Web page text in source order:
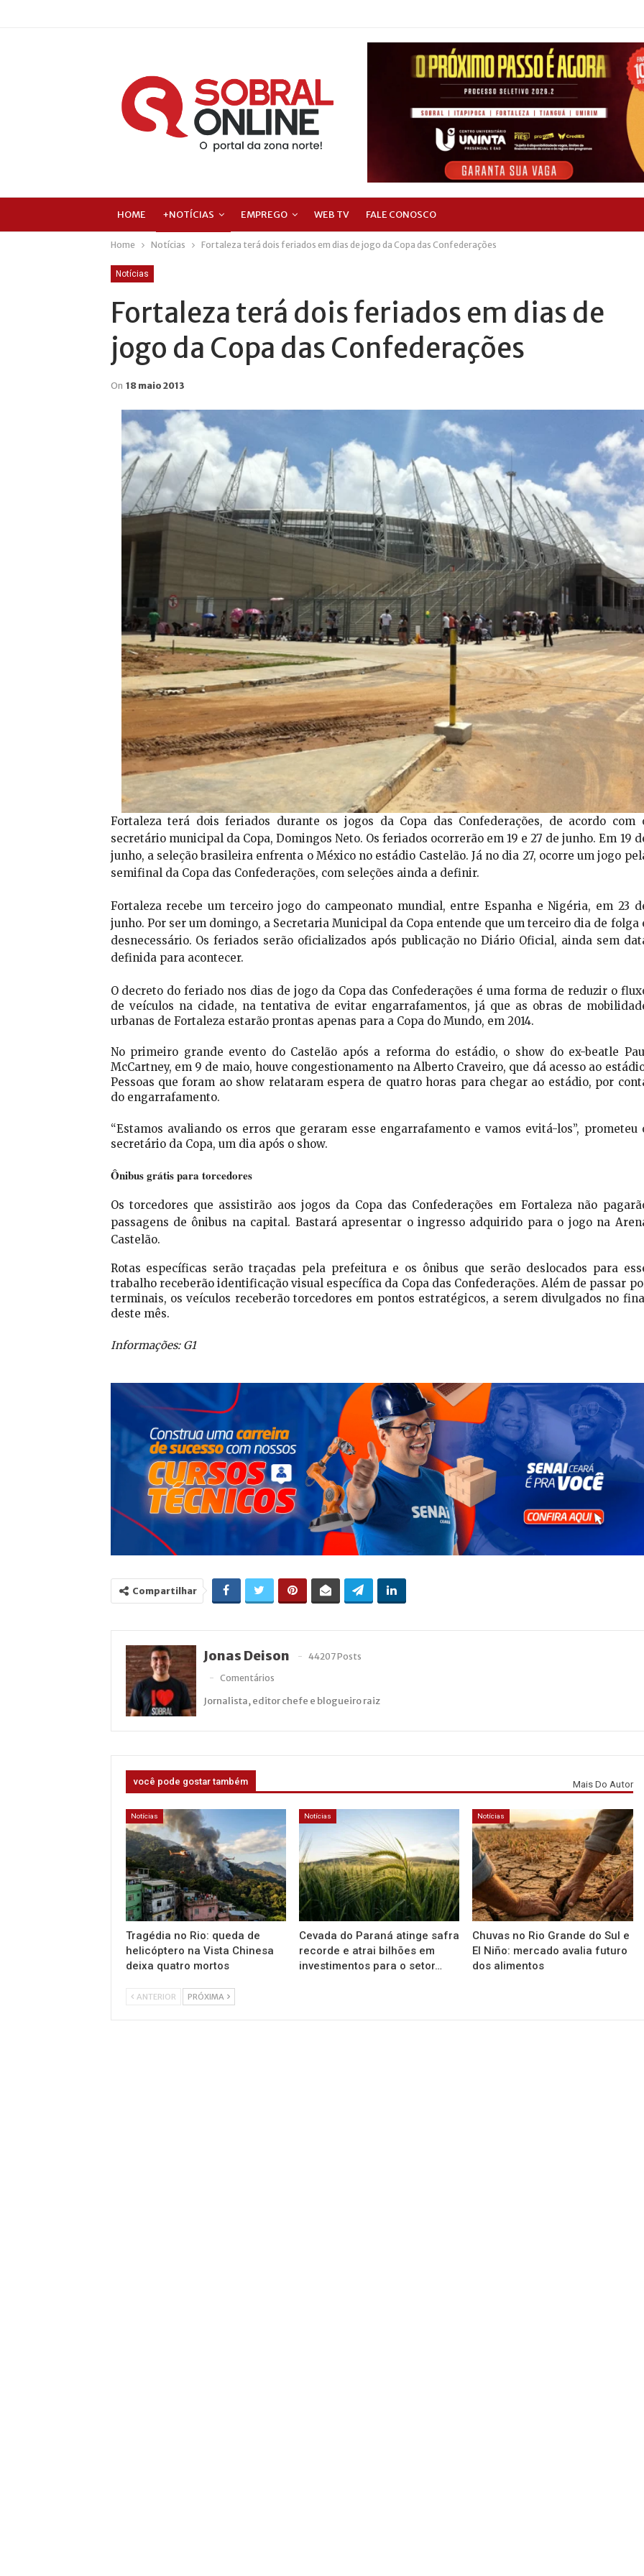
HOME +NOTÍCIAS EMPREGO WEB TV FALE CONOSCO
Home Notícias Fortaleza terá dois feriados em dias de jogo da Copa das Confederações
Notícias
Fortaleza terá dois feriados em dias de
jogo da Copa das Confederações
On 18 maio 2013
Fortaleza terá dois feriados durante os jogos da Copa das Confederações, de acordo com
secretário municipal da Copa, Domingos Neto. Os feriados ocorrerão em 19 e 27 de junho. Em 19
junho, a seleção brasileira enfrenta o México no estádio Castelão. Já no dia 27, ocorre um jogo
semifinal da Copa das Confederações, com seleções ainda a definir.
Fortaleza recebe um terceiro jogo do campeonato mundial, entre Espanha e Nigéria, em 23
junho. Por ser um domingo, a Secretaria Municipal da Copa entende que um terceiro dia de folga
desnecessário. Os feriados serão oficializados após publicação no Diário Oficial, ainda sem
definida para acontecer.
O decreto do feriado nos dias de jogo da Copa das Confederações é uma forma de reduzir o
de veículos na cidade, na tentativa de evitar engarrafamentos, já que as obras de
urbanas de Fortaleza estarão prontas apenas para a Copa do Mundo, em 2014.
No primeiro grande evento do Castelão após a reforma do estádio, o show do ex-beatle
McCartney, em 9 de maio, houve congestionamento na Alberto Craveiro, que dá acesso ao
Pessoas que foram ao show relataram espera de quatro horas para chegar ao estádio, por
do engarrafamento.
“Estamos avaliando os erros que geraram esse engarrafamento e vamos evitá-los”, prometeu
secretário da Copa, um dia após o show.
Ônibus grátis para torcedores
Os torcedores que assistirão aos jogos da Copa das Confederações em Fortaleza não
passagens de ônibus na capital. Bastará apresentar o ingresso adquirido para o jogo na
Castelão.
Rotas específicas serão traçadas pela prefeitura e os ônibus que serão deslocados para
trabalho receberão identificação visual específica da Copa das Confederações. Além de passar
terminais, os veículos receberão torcedores em pontos estratégicos, a serem divulgados no
deste mês.
Informações: G1
Compartilhar
Jonas Deison
44207 Posts
Comentários
Jornalista, editor chefe e blogueiro raiz
você pode gostar também Mais Do Autor
Notícias
Tragédia no Rio: queda de
helicóptero na Vista Chinesa
deixa quatro mortos
Notícias
Cevada do Paraná atinge safra
recorde e atrai bilhões em
investimentos para o setor…
Notícias
Chuvas no Rio Grande do Sul e
El Niño: mercado avalia futuro
dos alimentos
ANTERIOR PRÓXIMA